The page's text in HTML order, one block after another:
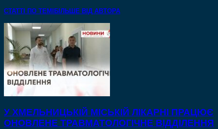
СТАТТІ ПО ТЕМІ БІЛЬШЕ ВІД АВТОРА
У ХМЕЛЬНИЦЬКІЙ МІСЬКІЙ ЛІКАРНІ ПРАЦЮЄ
ОНОВЛЕНЕ ТРАВМАТОЛОГІЧНЕ ВІДДІЛЕННЯ